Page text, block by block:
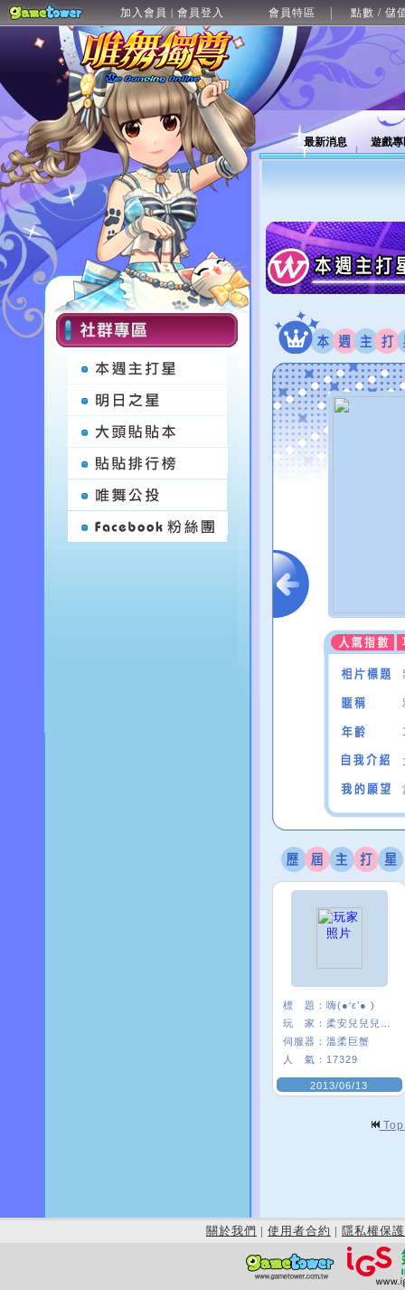
加入會員 | 會員登入 會員特區 點數 / 儲
最新消息 遊戲
標 題： 嗨(●‘ε’● )
玩 家：
伺服器： 溫柔巨蟹
人 氣： 17329
2013/06/13
關於我們 | 使用者合約 | 隱私權保護